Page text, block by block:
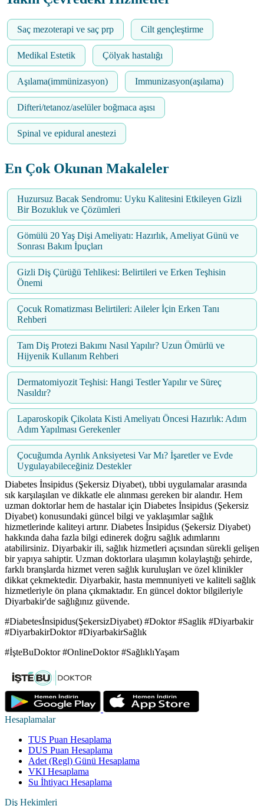
Saç mezoterapi ve saç prp Cilt gençleştirme
Medikal Estetik Çölyak hastalığı
Aşılama(immünizasyon) Immunizasyon(aşılama)
Difteri/tetanoz/aselüler boğmaca aşısı
Spinal ve epidural anestezi
En Çok Okunan Makaleler
Huzursuz Bacak Sendromu: Uyku Kalitesini Etkileyen Gizli
Bir Bozukluk ve Çözümleri
Gömülü 20 Yaş Dişi Ameliyatı: Hazırlık, Ameliyat Günü ve
Sonrası Bakım İpuçları
Gizli Diş Çürüğü Tehlikesi: Belirtileri ve Erken Teşhisin
Önemi
Çocuk Romatizması Belirtileri: Aileler İçin Erken Tanı
Rehberi
Tam Diş Protezi Bakımı Nasıl Yapılır? Uzun Ömürlü ve
Hijyenik Kullanım Rehberi
Dermatomiyozit Teşhisi: Hangi Testler Yapılır ve Süreç
Nasıldır?
Laparoskopik Çikolata Kisti Ameliyatı Öncesi Hazırlık: Adım
Adım Yapılması Gerekenler
Çocuğumda Ayrılık Anksiyetesi Var Mı? İşaretler ve Evde
Uygulayabileceğiniz Destekler
Diabetes İnsipidus (Şekersiz Diyabet), tıbbi uygulamalar arasında
sık karşılaşılan ve dikkatle ele alınması gereken bir alandır. Hem
uzman doktorlar hem de hastalar için Diabetes İnsipidus (Şekersiz
Diyabet) konusundaki güncel bilgi ve yaklaşımlar sağlık
hizmetlerinde kaliteyi artırır. Diabetes İnsipidus (Şekersiz Diyabet)
hakkında daha fazla bilgi edinerek doğru sağlık adımlarını
atabilirsiniz. Diyarbakir ili, sağlık hizmetleri açısından sürekli gelişen
bir yapıya sahiptir. Uzman doktorlara ulaşımın kolaylaştığı şehirde,
farklı branşlarda hizmet veren sağlık kuruluşları ve özel klinikler
dikkat çekmektedir. Diyarbakir, hasta memnuniyeti ve kaliteli sağlık
hizmetleriyle ön plana çıkmaktadır. En güncel doktor bilgileriyle
Diyarbakir'de sağlığınız güvende.
#Diabetesİnsipidus(ŞekersizDiyabet) #Doktor #Saglik #Diyarbakir
#DiyarbakirDoktor #DiyarbakirSağlık
#İşteBuDoktor #OnlineDoktor #SağlıklıYaşam
Hesaplamalar
TUS Puan Hesaplama
DUS Puan Hesaplama
Adet (Regl) Günü Hesaplama
VKI Hesaplama
Su İhtiyacı Hesaplama
Diş Hekimleri